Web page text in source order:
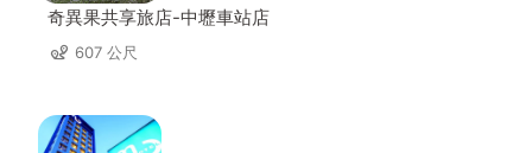
奇異果共享旅店-中壢車站店
607 公尺